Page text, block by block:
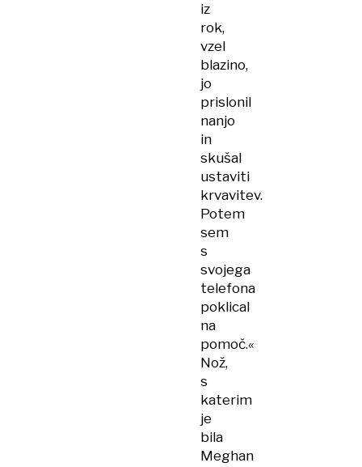
iz
rok,
vzel
blazino,
jo
prislonil
nanjo
in
skušal
ustaviti
krvavitev.
Potem
sem
s
svojega
telefona
poklical
na
pomoč.«
Nož,
s
katerim
je
bila
Meghan